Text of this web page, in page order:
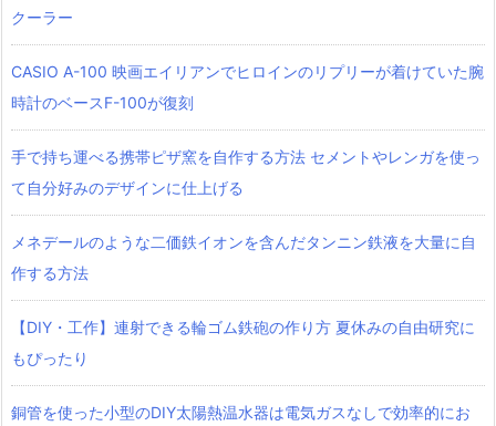
クーラー
CASIO A-100 映画エイリアンでヒロインのリプリーが着けていた腕
時計のベースF-100が復刻
手で持ち運べる携帯ピザ窯を自作する方法 セメントやレンガを使っ
て自分好みのデザインに仕上げる
メネデールのような二価鉄イオンを含んだタンニン鉄液を大量に自
作する方法
【DIY・工作】連射できる輪ゴム鉄砲の作り方 夏休みの自由研究に
もぴったり
銅管を使った小型のDIY太陽熱温水器は電気ガスなしで効率的にお